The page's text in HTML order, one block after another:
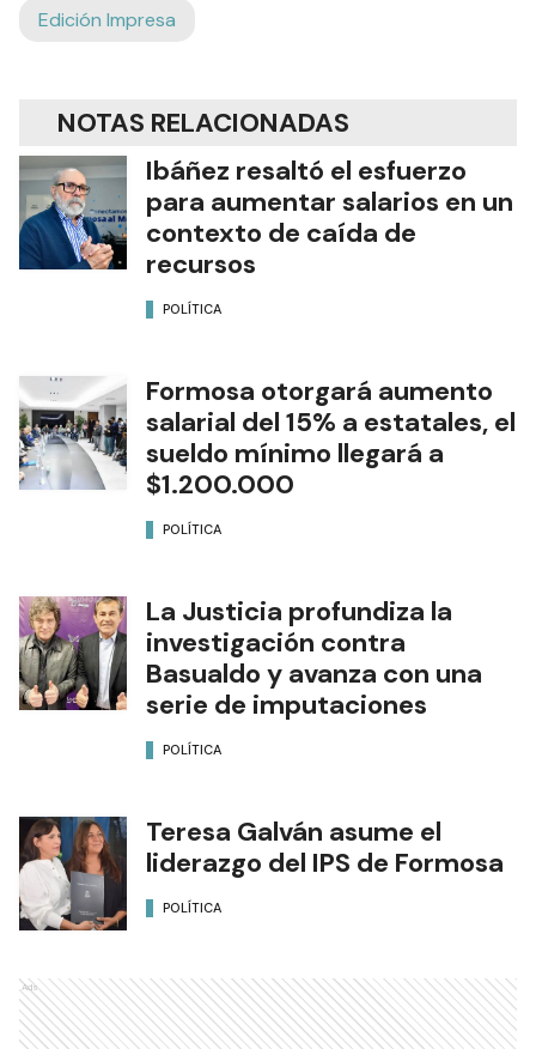
Edición Impresa
NOTAS RELACIONADAS
Ibáñez resaltó el esfuerzo
para aumentar salarios en un
contexto de caída de
recursos
POLÍTICA
Formosa otorgará aumento
salarial del 15% a estatales, el
sueldo mínimo llegará a
$1.200.000
POLÍTICA
La Justicia profundiza la
investigación contra
Basualdo y avanza con una
serie de imputaciones
POLÍTICA
Teresa Galván asume el
liderazgo del IPS de Formosa
POLÍTICA
Ads